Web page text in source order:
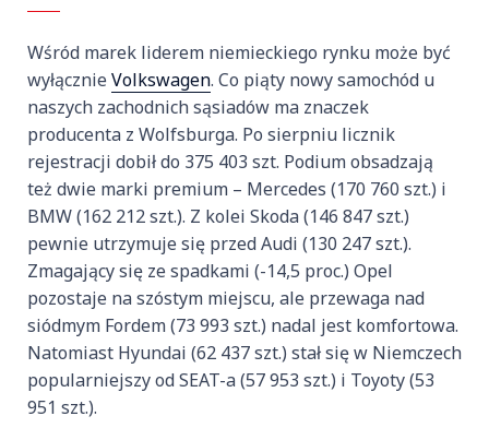
Wśród marek liderem niemieckiego rynku może być
wyłącznieVolkswagen. Co piąty nowy samochód u
naszych zachodnich sąsiadów ma znaczek
producenta z Wolfsburga. Po sierpniu licznik
rejestracji dobił do 375 403 szt. Podium obsadzają
też dwie marki premium – Mercedes (170 760 szt.) i
BMW (162 212 szt.). Z kolei Skoda (146 847 szt.)
pewnie utrzymuje się przed Audi (130 247 szt.).
Zmagający się ze spadkami (-14,5 proc.) Opel
pozostaje na szóstym miejscu, ale przewaga nad
siódmym Fordem (73 993 szt.) nadal jest komfortowa.
Natomiast Hyundai (62 437 szt.) stał się w Niemczech
popularniejszy od SEAT-a (57 953 szt.) i Toyoty (53
951 szt.).